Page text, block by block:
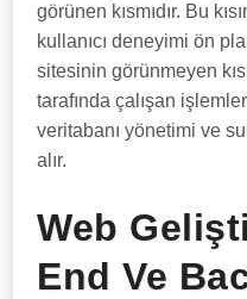
görünen kısmıdır. Bu
kullanıcı deneyimi ön
sitesinin görünmeyen
tarafında çalışan
veritabanı yönetimi ve
alır.
Web
End Ve